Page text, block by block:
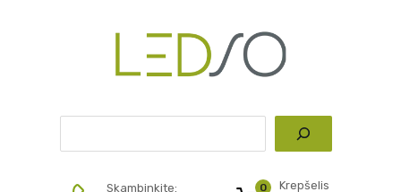
Skambinkite: Krepšelis
0